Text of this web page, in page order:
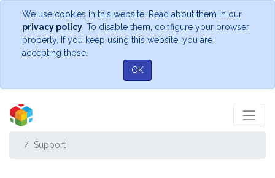
We use cookies in this website. Read about them in our
privacy policy . To disable them, configure your browser
properly. If you keep using this website, you are
accepting those.
OK
Support